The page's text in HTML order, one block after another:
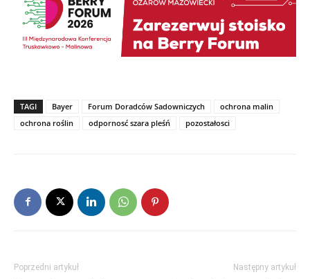
TAGI Bayer Forum Doradców Sadowniczych
ochrona malin
ochrona roślin
odpornosć szara pleśń pozostałosci
Poprzedni artykuł Następny artykuł